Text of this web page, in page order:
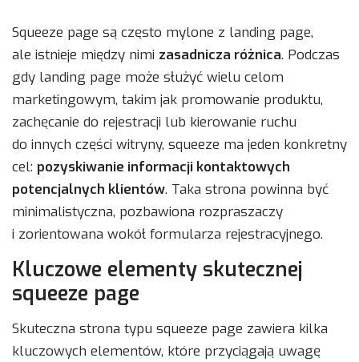
Squeeze page są często mylone z landing page,
ale istnieje między nimi zasadnicza różnica. Podczas
gdy landing page może służyć wielu celom
marketingowym, takim jak promowanie produktu,
zachęcanie do rejestracji lub kierowanie ruchu
do innych części witryny, squeeze ma jeden konkretny
cel: pozyskiwanie informacji kontaktowych
potencjalnych klientów. Taka strona powinna być
minimalistyczna, pozbawiona rozpraszaczy
i zorientowana wokół formularza rejestracyjnego.
Kluczowe elementy skutecznej
squeeze page
Skuteczna strona typu squeeze page zawiera kilka
kluczowych elementów, które przyciągają uwagę